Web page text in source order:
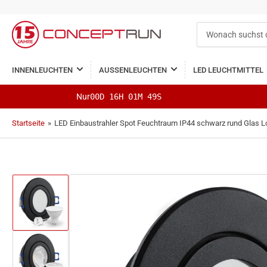
suchst
du?
INNENLEUCHTEN AUSSENLEUCHTEN LED LEUCHTMITTEL
Nur00D 16H 01M 48S
Startseite » LED Einbaustrahler Spot Feuchtraum IP44 schwarz rund Glas
Bild
in
Galerieansicht
1
laden
Bild